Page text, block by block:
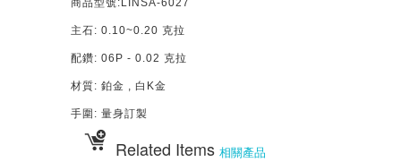
商品型號:LINSA-6027
主石: 0.10~0.20 克拉
配鑽: 06P - 0.02 克拉
材質: 鉑金 , 白K金
手圍: 量身訂製
Related Items 相關產品